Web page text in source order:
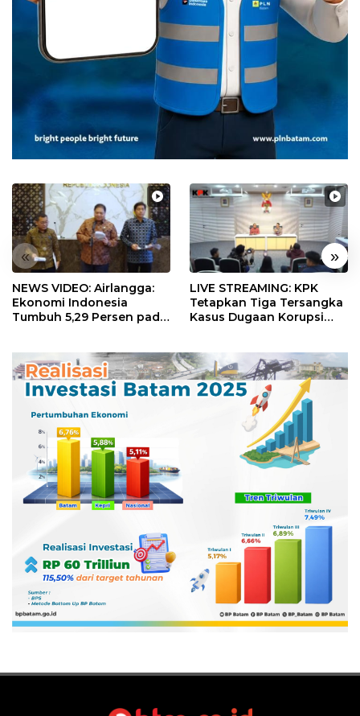
« »
NEWS VIDEO: Airlangga:
Ekonomi Indonesia
Tumbuh 5,29 Persen pada
LIVE STREAMING: KPK
Tetapkan Tiga Tersangka
Kasus Dugaan Korupsi
Pertamina